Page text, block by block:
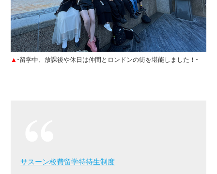
▲ -留学中、放課後や休日は仲間とロンドンの街を堪能しました！-
サスーン校費留学特待生制度